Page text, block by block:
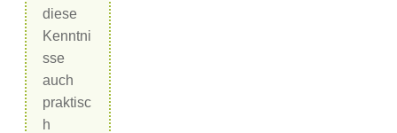
diese
Kenntni
sse
auch
praktisc
h